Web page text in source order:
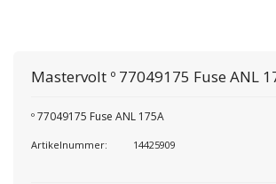
Mastervolt º 77049175 Fuse ANL
º 77049175 Fuse ANL 175A
Artikelnummer: 14425909